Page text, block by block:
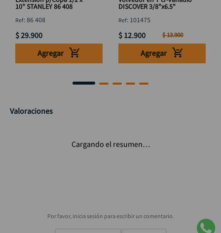
10" STANLEY 86 408
:86 408
$29.900
Agregar
DISCOVER 3/8"x6.5"
: 101475
$ 12.900 $13.900
Agregar
Valoraciones
Cargando el resumen…